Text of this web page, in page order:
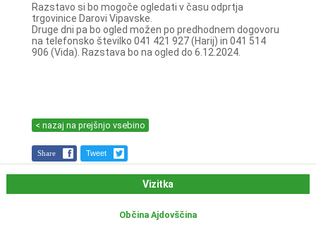
Razstavo si bo mogoče ogledati v času odprtja
trgovinice Darovi Vipavske.
Druge dni pa bo ogled možen po predhodnem dogovoru
na telefonsko številko 041 421 927 (Harij) in 041 514
906 (Vida). Razstava bo na ogled do 6.12.2024.
< nazaj na prejšnjo vsebino
Share Tweet
Vizitka
Občina Ajdovščina